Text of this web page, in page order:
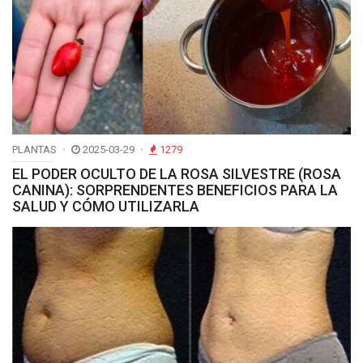
PLANTAS 2025-03-29 1279
EL PODER OCULTO DE LA ROSA SILVESTRE (ROSA
CANINA): SORPRENDENTES BENEFICIOS PARA LA
SALUD Y CÓMO UTILIZARLA